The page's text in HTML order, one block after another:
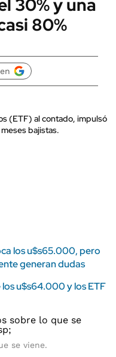
30% y una
80%
(ETF) al contado, impulsó
bajistas.
los u$s65.000, pero
generan dudas
u$s64.000 y los ETF
se viene.